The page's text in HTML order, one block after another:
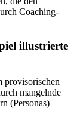
Coaching-
illustrierte
provisorischen
mangelnde
(Personas)